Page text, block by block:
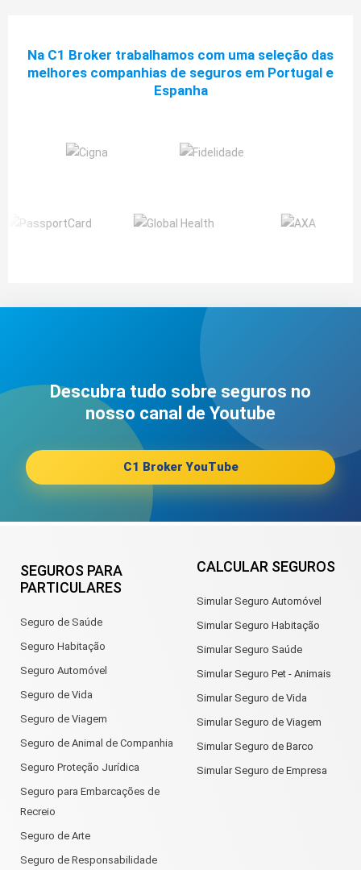
Na C1 Broker trabalhamos com uma seleção das
melhores companhias de seguros em Portugal e
Espanha
Descubra tudo sobre seguros no
nosso canal de Youtube
C1 Broker YouTube
SEGUROS PARA
PARTICULARES
Seguro de Saúde
Seguro Habitação
Seguro Automóvel
Seguro de Vida
Seguro de Viagem
Seguro de Animal de Companhia
Seguro Proteção Jurídica
Seguro para Embarcações de
Recreio
Seguro de Arte
Seguro de Responsabilidade
CALCULAR SEGUROS
Simular Seguro Automóvel
Simular Seguro Habitação
Simular Seguro Saúde
Simular Seguro Pet - Animais
Simular Seguro de Vida
Simular Seguro de Viagem
Simular Seguro de Barco
Simular Seguro de Empresa